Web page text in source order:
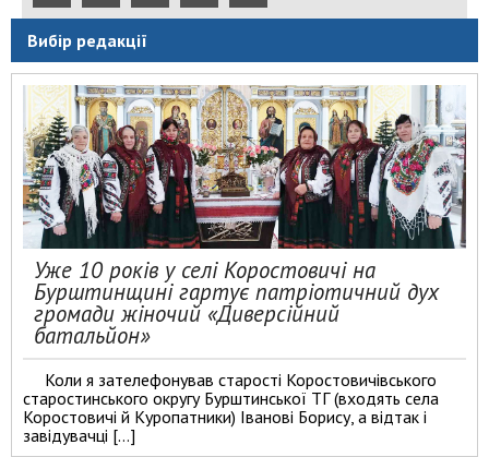
Вибір редакції
Уже 10 років у селі Коростовичі на
Бурштинщині гартує патріотичний дух
громади жіночий «Диверсійний
батальйон»
Коли я зателефонував старості Коростовичівського
старостинського округу Бурштинської ТГ (входять села
Коростовичі й Куропатники) Іванові Борису, а відтак і
завідувачці […]